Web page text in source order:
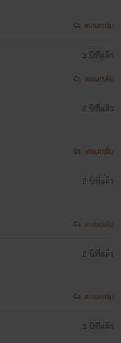
ตอบกลับ
2 ปีที่แล้ว
ตอบกลับ
2 ปีที่แล้ว
ตอบกลับ
2 ปีที่แล้ว
ตอบกลับ
2 ปีที่แล้ว
ตอบกลับ
2 ปีที่แล้ว